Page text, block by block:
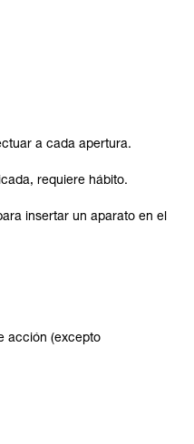
a cada apertura.
requiere hábito.
insertar un aparato en el
acción (excepto